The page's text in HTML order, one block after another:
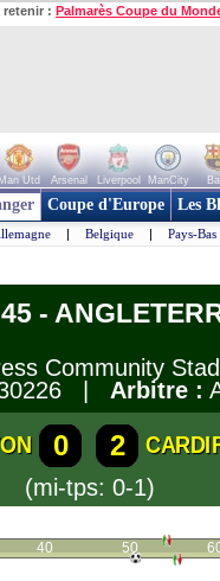
retenir : Palmarès Coupe du
Man Utd Arsenal Liverpool ManCity
Coupe d'Europe Les
| Belgique | Pays-Bas
-
Community
| Arbitre :
0 2
(mi-tps: 0-1)
40 50